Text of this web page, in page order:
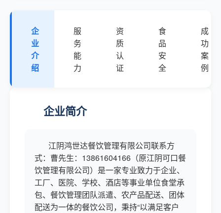
企
业
介
绍
服
务
能
力
资
质
认
证
食
品
安
全
成
功
案
例
企业简介
江阴鸿世达餐饮管理有限公司联系方
式：曹先生：13861604166（原江阴可口餐
饮管理有限公司）是一家专业致力于企业、
工厂、医院、学校、酒店等事业单位食堂承
包、餐饮管理团队派遣、农产品配送、团体
配送为一体的餐饮公司，秉持“以满足客户